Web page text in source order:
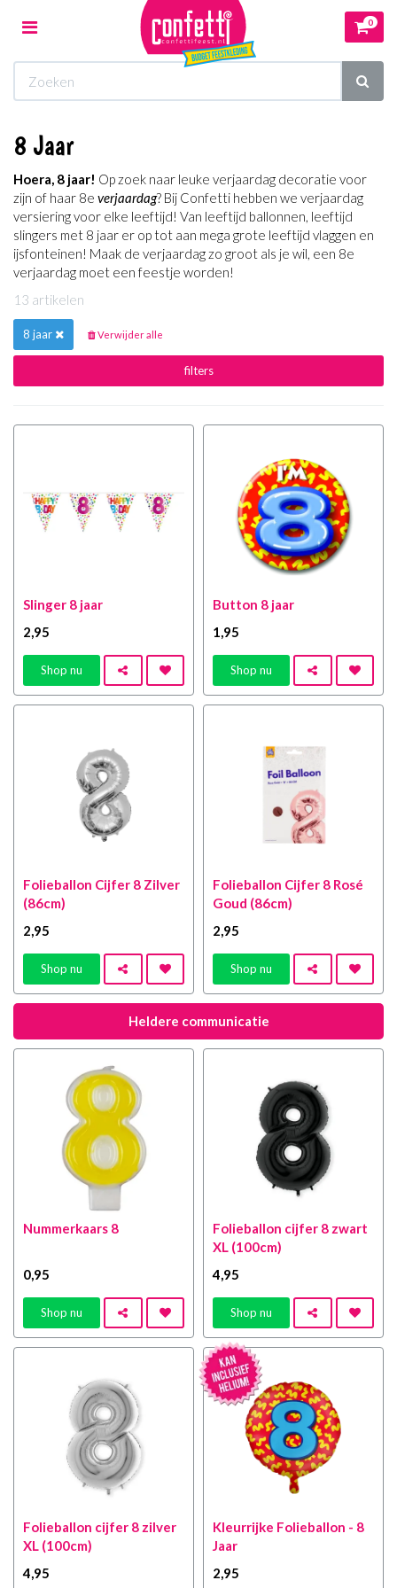
Toggle
0
Winkelwagen
Vul hem met producten.
8 Jaar
Hoera, 8 jaar! Op zoek naar leuke verjaardag decoratie voor
zijn of haar 8e verjaardag? Bij Confetti hebben we verjaardag
versiering voor elke leeftijd! Van leeftijd ballonnen, leeftijd
slingers met 8 jaar er op tot aan mega grote leeftijd vlaggen en
ijsfonteinen! Maak de verjaardag zo groot als je wil, een 8e
verjaardag moet een feestje worden!
13 artikelen
8 jaar Verwijder alle
filters
Slinger 8 jaar
2 ,95
Shop nu
Button 8 jaar
1 ,95
Shop nu
Folieballon Cijfer 8 Zilver
(86cm)
2 ,95
Shop nu
Folieballon Cijfer 8 Rosé
Goud (86cm)
2 ,95
Shop nu
Heldere communicatie
Nummerkaars 8
0 ,95
Shop nu
Folieballon cijfer 8 zwart
XL (100cm)
4 ,95
Shop nu
Folieballon cijfer 8 zilver
XL (100cm)
4 ,95
Kleurrijke Folieballon - 8
Jaar
2 ,95